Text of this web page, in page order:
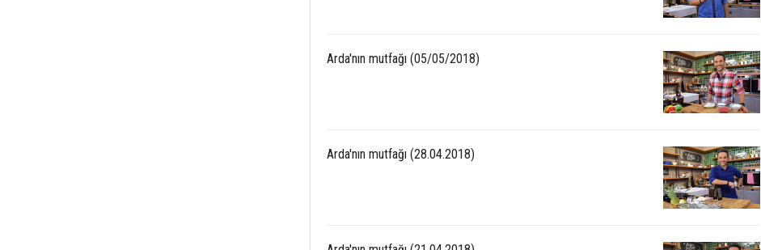
Arda'nın mutfağı (05/05/2018)
Arda'nın mutfağı (28.04.2018)